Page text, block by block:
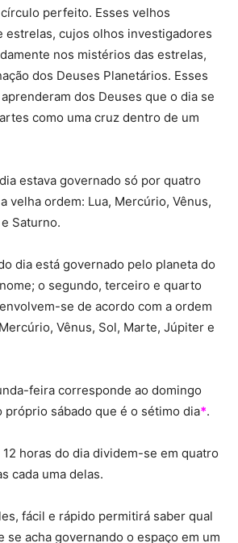
perfeito. Esses velhos
estrelas, cujos olhos investigadores
nos mistérios das estrelas,
dos Deuses Planetários. Esses
dos Deuses que o dia se
como uma cruz dentro de um
estava governado só por quatro
velha ordem: Lua, Mercúrio, Vênus,
Saturno.
dia está governado pelo planeta do
o segundo, terceiro e quarto
se de acordo com a ordem
Vênus, Sol, Marte, Júpiter e
feira corresponde ao domingo
próprio sábado que é o sétimo dia*.
12 horas do dia dividem-se em quatro
cada uma delas.
fácil e rápido permitirá saber qual
se acha governando o espaço em um